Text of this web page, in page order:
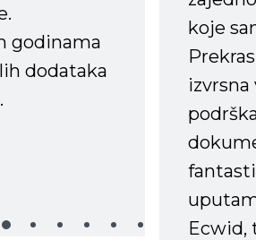
godinama
dodataka
koje
Ecwid,